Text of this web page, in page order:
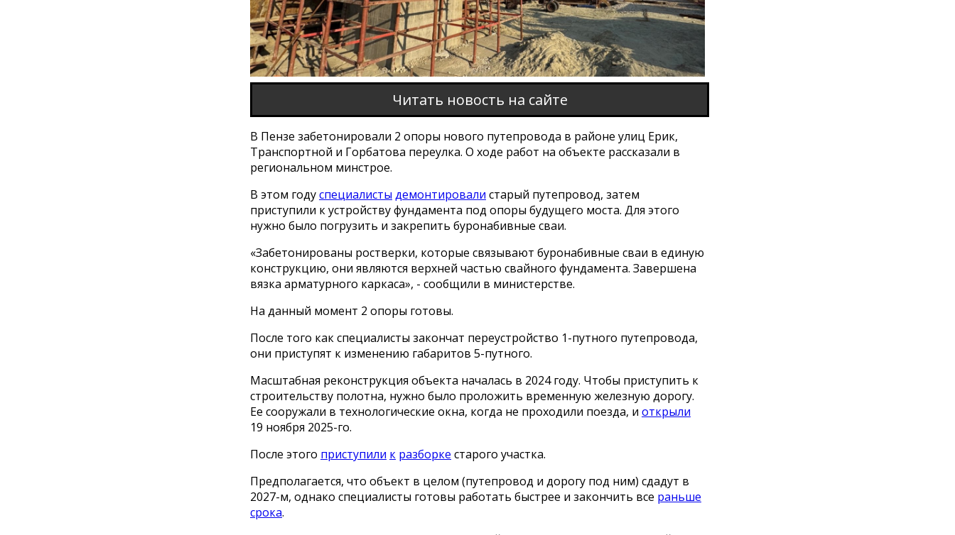
Читать новость на сайте
В Пензе забетонировали 2 опоры нового путепровода в районе улиц Ерик,
Транспортной и Горбатова переулка. О ходе работ на объекте рассказали в
региональном минстрое.
В этом годуспециалисты демонтировали старый путепровод, затем
приступили к устройству фундамента под опоры будущего моста. Для этого
нужно было погрузить и закрепить буронабивные сваи.
«Забетонированы ростверки, которые связывают буронабивные сваи в единую
конструкцию, они являются верхней частью свайного фундамента. Завершена
вязка арматурного каркаса», - сообщили в министерстве.
На данный момент 2 опоры готовы.
После того как специалисты закончат переустройство 1-путного путепровода,
они приступят к изменению габаритов 5-путного.
Масштабная реконструкция объекта началась в 2024 году. Чтобы приступить к
строительству полотна, нужно было проложить временную железную дорогу.
Ее сооружали в технологические окна, когда не проходили поезда, и открыли
19 ноября 2025-го.
После этого приступили к разборке старого участка.
Предполагается, что объект в целом (путепровод и дорогу под ним) сдадут в
2027-м, однако специалисты готовы работать быстрее и закончить все раньше
срока.